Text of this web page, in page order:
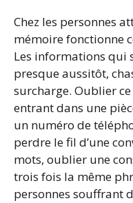
Chez les personnes
mémoire fonctionne
Les informations qui
presque aussitôt,
surcharge. Oublier
entrant dans une
un numéro de
perdre le fil d’une
mots, oublier une
trois fois la même
personnes souffrant